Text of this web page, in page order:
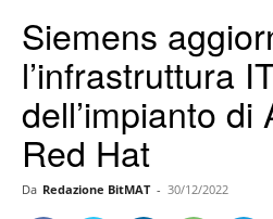
Siemens
l’infrastruttura
dell’impianto di
Red Hat
Da Redazione BitMAT - 30/12/2022